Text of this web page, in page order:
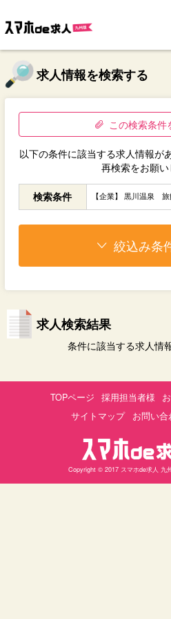
求人情報を検索する
この検索条件
以下の条件に該当する求人情報が
再検索をお願い
検索条件 【企業】 黒川温泉
絞込み条
求人検索結果
条件に該当する求人情
TOPページ 採用担当者様
サイトマップ
お問い合
Copyright © 2017 スマホde求人 九